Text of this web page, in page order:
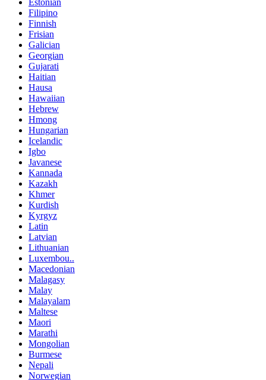
Filipino
Finnish
Frisian
Galician
Georgian
Gujarati
Haitian
Hausa
Hawaiian
Hebrew
Hmong
Hungarian
Icelandic
Igbo
Javanese
Kannada
Kazakh
Khmer
Kurdish
Kyrgyz
Latin
Latvian
Lithuanian
Luxembou..
Macedonian
Malagasy
Malay
Malayalam
Maltese
Maori
Marathi
Mongolian
Burmese
Nepali
Norwegian